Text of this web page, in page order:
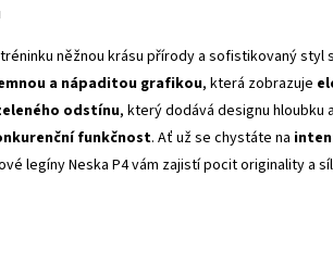
něžnou krásu přírody a sofistikovaný styl s
a nápaditou grafikou, která zobrazuje
odstínu, který dodává designu
funkčnost. Ať už se chystáte na
legíny Neska P4 vám zajistí pocit originality a